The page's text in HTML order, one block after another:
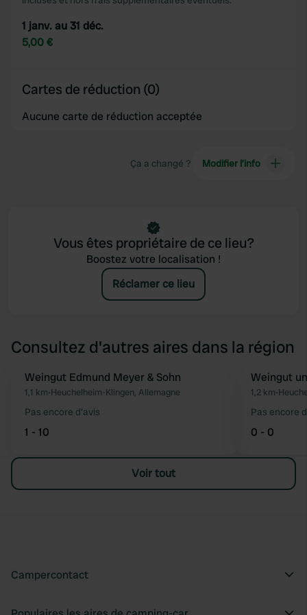
of their services.
1 janv. au 31 déc.
5,00 €
Cartes de réduction (0)
Aucune carte de réduction acceptée
Ça a changé ? Modifier l’info
Vous êtes propriétaire de ce lieu?
Boostez votre localisation !
Réclamer ce lieu
Consultez d'autres aires dans la région
Préféré
Weingut Edmund Meyer & Sohn
1,1 km•Heuchelheim-Klingen, Allemagne
Pas encore d'avis
1 - 10
Weingut
1,2 km•
Pas encore
0 - 0
Voir tout
Campercontact